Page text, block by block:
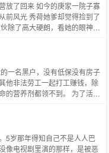
放了回来 如今的庚家一院子寡
前风光 秀荷她爹却觉得捡到了
除了高大硬朗，看她的眼神还
喜烛下四目相对，她也还是不
到做
一名黑户，没有低保没有房子
他非法劳工一起打工赚钱，除
营养剂都领不到。 为了活下
典音乐大师顺便泡到星将的励
回事2
5岁那年得知自己不是人人巴
像电视剧里演的那样，是被恶